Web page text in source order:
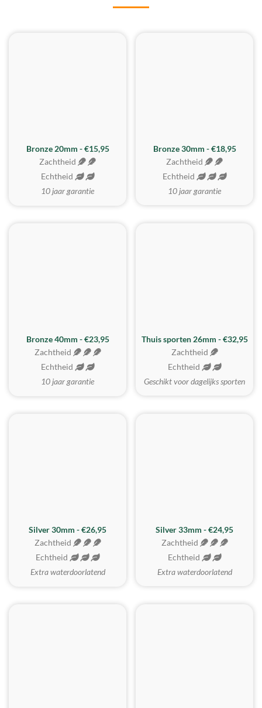
Bronze 20mm - €15,95
Zachtheid
Echtheid
10 jaar garantie
BESTE KOOP
Bronze 30mm - €18,95
Zachtheid
Echtheid
10 jaar garantie
Bronze 40mm - €23,95
Zachtheid
Echtheid
10 jaar garantie
Thuis sporten 26mm - €32,95
Zachtheid
Echtheid
Geschikt voor dagelijks sporten
Silver 30mm - €26,95
Zachtheid
Echtheid
Extra waterdoorlatend
Silver 33mm - €24,95
Zachtheid
Echtheid
Extra waterdoorlatend